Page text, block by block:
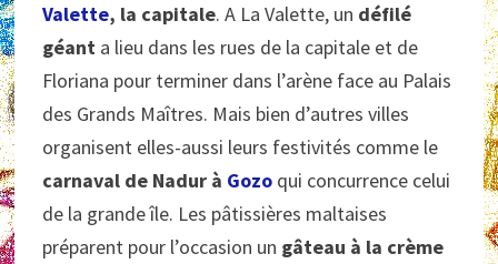
Valette, la capitale. A La Valette, un défilé
géant a lieu dans les rues de la capitale et de
Floriana pour terminer dans l’arène face au Palais
des Grands Maîtres. Mais bien d’autres villes
organisent elles-aussi leurs festivités comme le
carnaval de Nadur à Gozo qui concurrence celui
de la grande île. Les pâtissières maltaises
préparent pour l’occasion un gâteau à la crème